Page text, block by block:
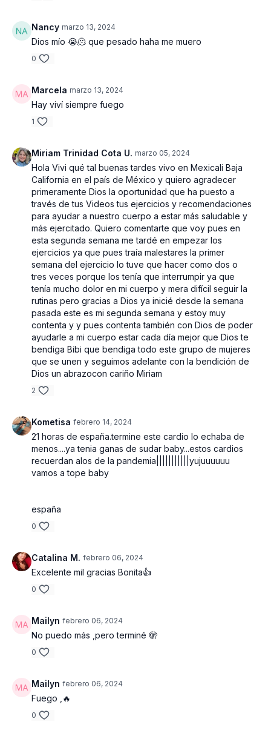
IMPORTANTE
Ir a tu tiempo, tomar descanso cuando lo necesites, respirar
estar orgullosa/o de ti
Vamos babyyyy !
Nancy marzo 13, 2024
Dios mío 😭🫠 que pesado haha me muero
0
Marcela marzo 13, 2024
Hay viví siempre fuego
1
Miriam Trinidad Cota U. marzo 05, 2024
Hola Vivi qué tal buenas tardes vivo en Mexicali Baja
California en el país de México y quiero agradecer
primeramente Dios la oportunidad que ha puesto a
través de tus Videos tus ejercicios y recomendaciones
para ayudar a nuestro cuerpo a estar más saludable y
más ejercitado. Quiero comentarte que voy pues en
esta segunda semana me tardé en empezar los
ejercicios ya que pues traía malestares la primer
semana del ejercicio lo tuve que hacer como dos o
tres veces porque los tenía que interrumpir ya que
tenía mucho dolor en mi cuerpo y mera difícil seguir la
rutinas pero gracias a Dios ya inicié desde la semana
pasada este es mi segunda semana y estoy muy
contenta y y pues contenta también con Dios de poder
ayudarle a mi cuerpo estar cada día mejor que Dios te
bendiga Bibi que bendiga todo este grupo de mujeres
que se unen y seguimos adelante con la bendición de
Dios un abrazocon cariño Miriam
2
Kometisa febrero 14, 2024
21 horas de españa.termine este cardio lo echaba de
menos....ya tenia ganas de sudar baby...estos cardios
recuerdan alos de la pandemia|||||||||||yujuuuuuu
vamos a tope baby
españa
0
Catalina M. febrero 06, 2024
Excelente mil gracias Bonita👍
0
Mailyn febrero 06, 2024
No puedo más ,pero terminé 🫣
0
Mailyn febrero 06, 2024
Fuego ,🔥
0